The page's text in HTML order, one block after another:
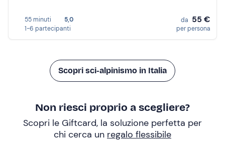
55 minuti
5,0
1-6 partecipanti
da 55 €
per persona
Scopri sci-alpinismo in Italia
Non riesci proprio a scegliere?
Scopri le Giftcard, la soluzione perfetta per
chi cerca un regalo flessibile